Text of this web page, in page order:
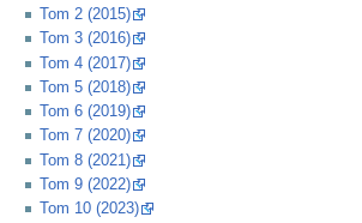
Tom 2 (2015)
Tom 3 (2016)
Tom 4 (2017)
Tom 5 (2018)
Tom 6 (2019)
Tom 7 (2020)
Tom 8 (2021)
Tom 9 (2022)
Tom 10 (2023)